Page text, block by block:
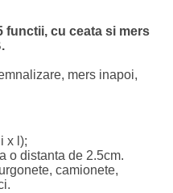
functii, cu ceata si mers
mers inapoi,
x l);
o distanta de 2.5cm.
camionete,